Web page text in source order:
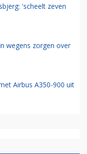
'scheelt zeven
wegens zorgen over
Airbus A350-900 uit